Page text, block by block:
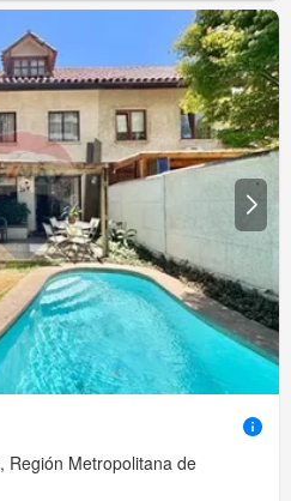
Región Metropolitana de